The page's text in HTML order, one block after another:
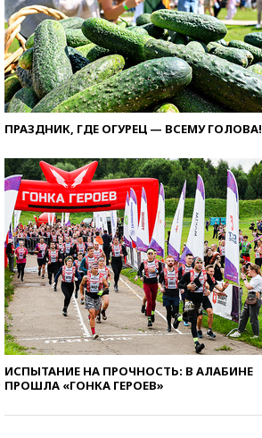
ПРАЗДНИК, ГДЕ ОГУРЕЦ — ВСЕМУ ГОЛОВА!
ИСПЫТАНИЕ НА ПРОЧНОСТЬ: В АЛАБИНЕ
ПРОШЛА «ГОНКА ГЕРОЕВ»